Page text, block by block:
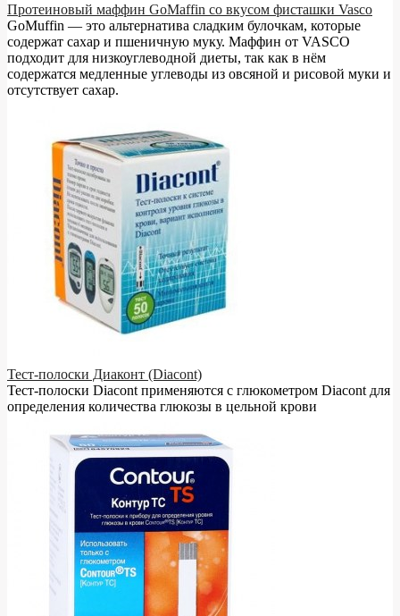
Протеиновый маффин GoMaffin со вкусом фисташки Vasco
GoMuffin — это альтернатива сладким булочкам, которые
содержат сахар и пшеничную муку. Маффин от VASCO
подходит для низкоуглеводной диеты, так как в нём
содержатся медленные углеводы из овсяной и рисовой муки и
отсутствует сахар.
Тест-полоски Диаконт (Diacont)
Тест-полоски Diacont применяются с глюкометром Diacont для
определения количества глюкозы в цельной крови